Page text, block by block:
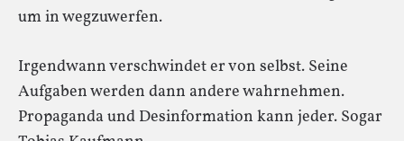
um in wegzuwerfen.
Irgendwann verschwindet er von selbst. Seine
Aufgaben werden dann andere wahrnehmen.
Propaganda und Desinformation kann jeder. Sogar